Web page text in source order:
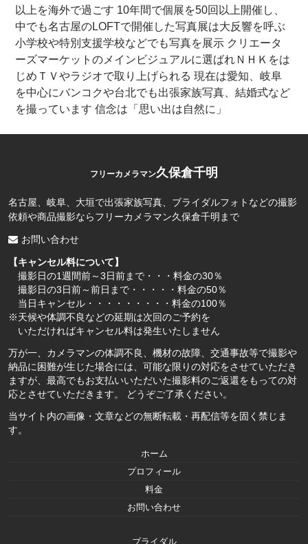
以上を海外で過ごす 10年間で個展を50回以上開催し、
中でも名古屋のLOFTで開催した写真展は大反響を呼ぶ
小学校や特別支援学校などでも写真を展示 クリエータ
ーズマーケットのメインビジュアルに選ばれＮＨＫをは
じめＴＶやラジオで取り上げられる 現在は愛知、岐阜
を中心にバンコクや台北でも出張家族写真、結婚式など
を撮っています 信念は「思い出は自然に」
フリーカメラマン久保倉千明
名古屋、岐阜、大垣で出張家族写真、ブライダルフォトなどの撮影
依頼や商品撮影ならフリーカメラマン久保倉千明まで
お問い合わせ
【キャンセル料について】
撮影日の1週間前～3日前まで・・・料金の30％
撮影日の3日前～前日まで・・・・・料金の50％
当日キャンセル・・・・・・・・・料金の100％
※天候や体調不良などの延期は次回のご予約を
いただければキャンセル料は発生いたしません
万が一、カメラマンの体調不良、機材の故障、交通事故等で撮影や
納品に困難が生じた場合には、可能な限りの対応をさせていただき
ますが、最高でもお支払いいただいた撮影料のご返還をもっての対
応とさせていただきます。 どうぞご了承ください。
当サイト内の画像・文章などの無断転載・再配信等を固く禁じま
す。
ホーム
プロフィール
料金
お問い合わせ
ブライダル